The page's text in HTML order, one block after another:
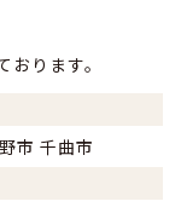
ります。
市 千曲市